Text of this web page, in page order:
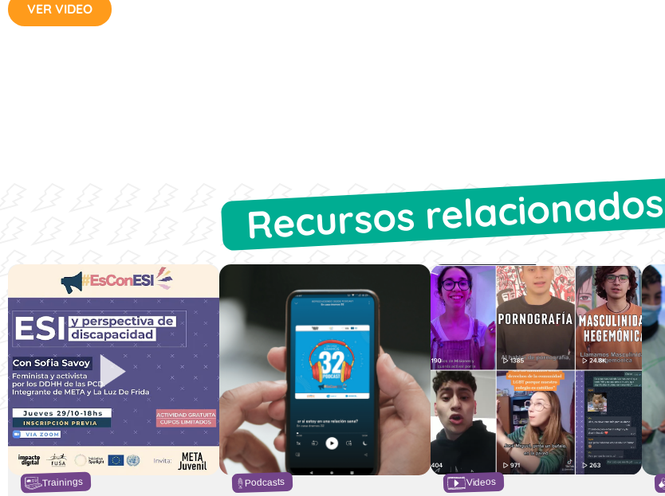
VER VIDEO
Recursos relacionados
Trainings Podcasts Videos